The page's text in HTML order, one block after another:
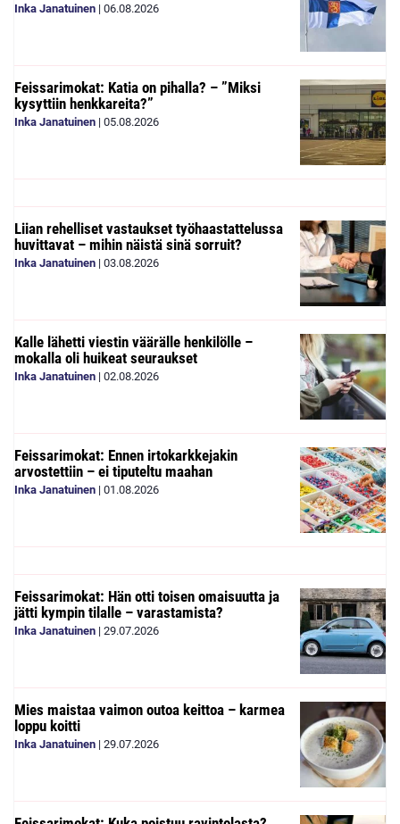
Inka Janatuinen | 06.08.2026
Feissarimokat: Katia on pihalla? – ”Miksi
kysyttiin henkkareita?”
Inka Janatuinen | 05.08.2026
Liian rehelliset vastaukset työhaastattelussa
huvittavat – mihin näistä sinä sorruit?
Inka Janatuinen | 03.08.2026
Kalle lähetti viestin väärälle henkilölle –
mokalla oli huikeat seuraukset
Inka Janatuinen | 02.08.2026
Feissarimokat: Ennen irtokarkkejakin
arvostettiin – ei tiputeltu maahan
Inka Janatuinen | 01.08.2026
Feissarimokat: Hän otti toisen omaisuutta ja
jätti kympin tilalle – varastamista?
Inka Janatuinen | 29.07.2026
Mies maistaa vaimon outoa keittoa – karmea
loppu koitti
Inka Janatuinen | 29.07.2026